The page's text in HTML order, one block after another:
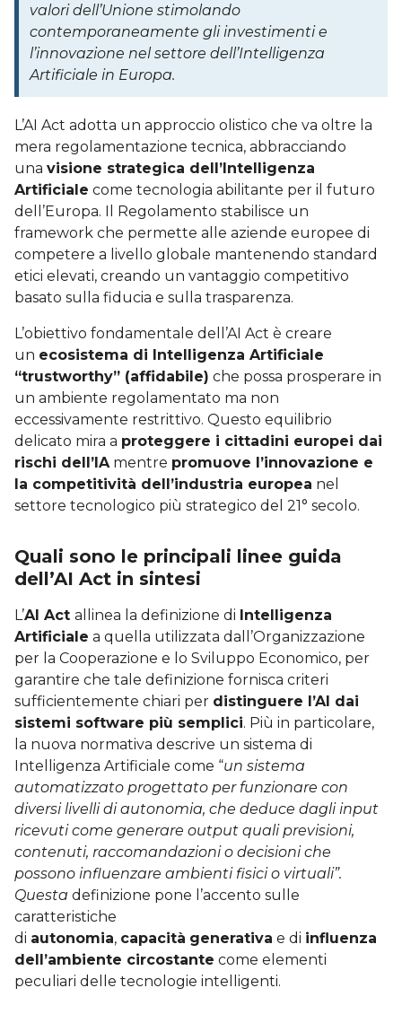
valori dell’Unione stimolando
contemporaneamente gli investimenti e
l’innovazione nel settore dell’Intelligenza
Artificiale in Europa.
L’AI Act adotta un approccio olistico che va oltre la
mera regolamentazione tecnica, abbracciando
una visione strategica dell’Intelligenza
Artificiale come tecnologia abilitante per il futuro
dell’Europa. Il Regolamento stabilisce un
framework che permette alle aziende europee di
competere a livello globale mantenendo standard
etici elevati, creando un vantaggio competitivo
basato sulla fiducia e sulla trasparenza.
L’obiettivo fondamentale dell’AI Act è creare
un ecosistema di Intelligenza Artificiale
“trustworthy” (affidabile) che possa prosperare in
un ambiente regolamentato ma non
eccessivamente restrittivo. Questo equilibrio
delicato mira a proteggere i cittadini europei dai
rischi dell’IA mentre promuove l’innovazione e
la competitività dell’industria europea nel
settore tecnologico più strategico del 21° secolo.
Quali sono le principali linee guida
dell’AI Act in sintesi
L’AI Act allinea la definizione di Intelligenza
Artificiale a quella utilizzata dall’Organizzazione
per la Cooperazione e lo Sviluppo Economico, per
garantire che tale definizione fornisca criteri
sufficientemente chiari per distinguere l’AI dai
sistemi software più semplici. Più in particolare,
la nuova normativa descrive un sistema di
Intelligenza Artificiale come “un sistema
automatizzato progettato per funzionare con
diversi livelli di autonomia, che deduce dagli input
ricevuti come generare output quali previsioni,
contenuti, raccomandazioni o decisioni che
possono influenzare ambienti fisici o virtuali”.
Questa definizione pone l’accento sulle
caratteristiche
di autonomia, capacità generativa e di influenza
dell’ambiente circostante come elementi
peculiari delle tecnologie intelligenti.